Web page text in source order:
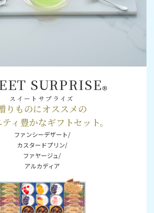
SURPRISE®
スイートサプライズ
りものにオススメの
ィ豊かなギフトセット。
ファンシーデザート/
カスタードプリン/
ファヤージュ/
アルカディア